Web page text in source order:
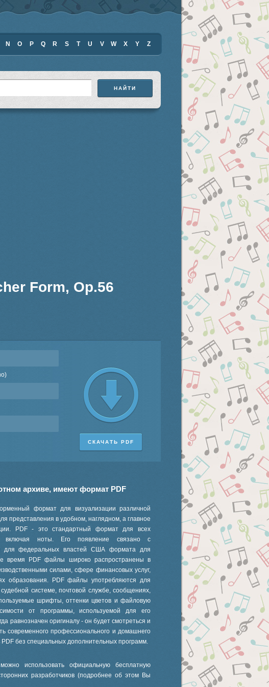
N O P Q R S T U V W X Y Z
Form, Op.56
СКАЧАТЬ PDF
архиве, имеют формат PDF
формат для визуализации различной
представления в удобном, наглядном, а главное
PDF - это стандартный формат для всех
включая ноты. Его появление связано с
для федеральных властей США формата для
время PDF файлы широко распространены в
силами, сфере финансовых услуг,
образования. PDF файлы употребляются для
системе, почтовой службе, сообщениях,
шрифты, оттенки цветов и файловую
от программы, используемой для его
равнозначен оригиналу - он будет смотреться и
современного профессионального и домашнего
без специальных дополнительных программ.
использовать официальную бесплатную
разработчиков (подробнее об этом Вы